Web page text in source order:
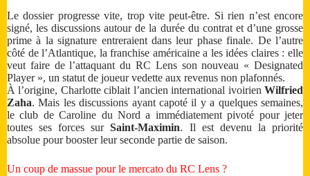
Le dossier progresse vite, trop vite peut-être. Si rien n’est encore
signé, les discussions autour de la durée du contrat et d’une grosse
prime à la signature entreraient dans leur phase finale. De l’autre
côté de l’Atlantique, la franchise américaine a les idées claires : elle
veut faire de l’attaquant du RC Lens son nouveau « Designated
Player », un statut de joueur vedette aux revenus non plafonnés.
À l’origine, Charlotte ciblait l’ancien international ivoirien Wilfried
Zaha. Mais les discussions ayant capoté il y a quelques semaines,
le club de Caroline du Nord a immédiatement pivoté pour jeter
toutes ses forces surSaint-Maximin. Il est devenu la priorité
absolue pour booster leur seconde partie de saison.
Un coup de massue pour le mercato du RC Lens ?